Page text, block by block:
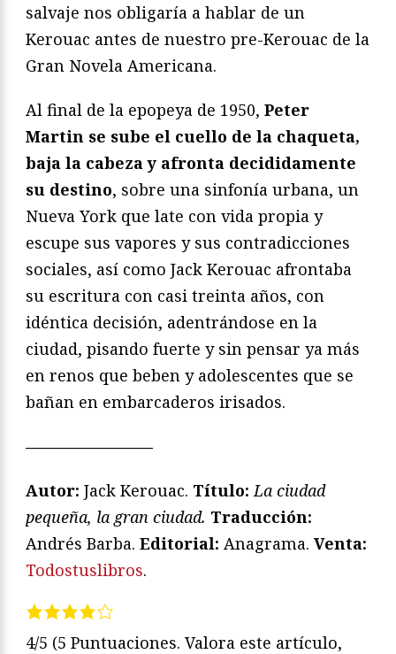
salvaje nos obligaría a hablar de un
Kerouac antes de nuestro pre-Kerouac de la
Gran Novela Americana.
Al final de la epopeya de 1950, Peter
Martin se sube el cuello de la chaqueta,
baja la cabeza y afronta decididamente
su destino, sobre una sinfonía urbana, un
Nueva York que late con vida propia y
escupe sus vapores y sus contradicciones
sociales, así como Jack Kerouac afrontaba
su escritura con casi treinta años, con
idéntica decisión, adentrándose en la
ciudad, pisando fuerte y sin pensar ya más
en renos que beben y adolescentes que se
bañan en embarcaderos irisados.
————————
Autor: Jack Kerouac. Título: La ciudad
pequeña, la gran ciudad. Traducción:
Andrés Barba. Editorial: Anagrama. Venta:
Todostuslibros.
4/5 (5 Puntuaciones. Valora este artículo,